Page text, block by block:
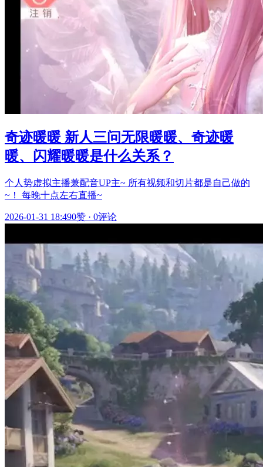
奇迹暖暖 新人三问无限暖暖、奇迹暖
暖、闪耀暖暖是什么关系？
个人势虚拟主播兼配音UP主~ 所有视频和切片都是自己做的
~！ 每晚十点左右直播~
2026-01-31 18:490赞 · 0评论